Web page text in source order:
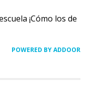
¡Cómo los de
POWERED BY ADDOOR